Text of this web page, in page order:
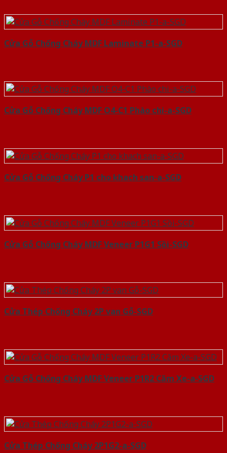
Cửa Gỗ Chống Cháy MDF Laminate P1-a-SGD
Cửa Gỗ Chống Cháy MDF O4-C1 Phào chi-a-SGD
Cửa Gỗ Chống Cháy P1 cho khach san-a-SGD
Cửa Gỗ Chống Cháy MDF Veneer P1G1 Sồi-SGD
Cửa Thép Chống Cháy 2P van Gỗ-SGD
Cửa Gỗ Chống Cháy MDF Veneer P1R2 Căm Xe-a-SGD
Cửa Thép Chống Cháy 2P1G2-a-SGD